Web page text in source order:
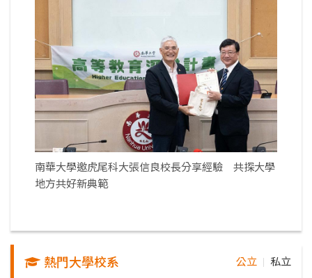
南華大學邀虎尾科大張信良校長分享經驗 共探大學
地方共好新典範
熱門大學校系 公立 私立